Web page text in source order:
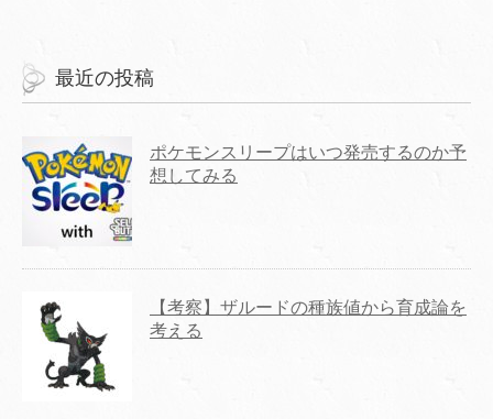
最近の投稿
ポケモンスリープはいつ発売するのか予
想してみる
【考察】ザルードの種族値から育成論を
考える